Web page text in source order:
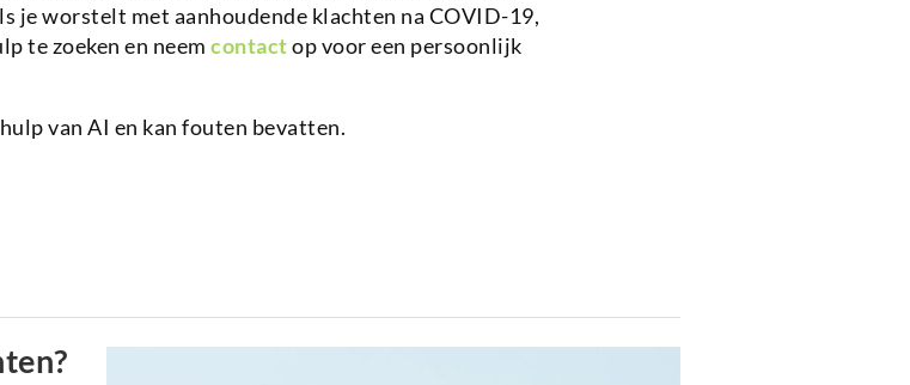
je worstelt met aanhoudende klachten na COVID-19,
te zoeken en neem contactop voor een persoonlijk
van AI en kan fouten bevatten.